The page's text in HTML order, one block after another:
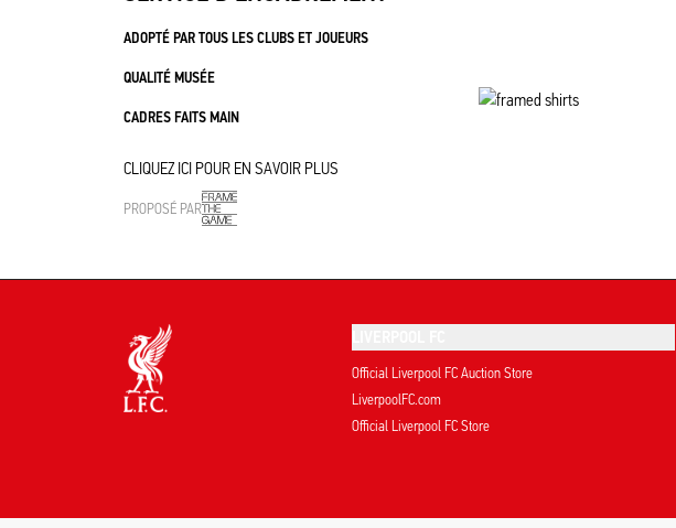
ADOPTÉ PAR TOUS LES CLUBS ET JOUEURS
QUALITÉ MUSÉE
CADRES FAITS MAIN
CLIQUEZ ICI POUR EN SAVOIR PLUS
PROPOSÉ PAR
Official Liverpool FC Auction Store
LiverpoolFC.com
Official Liverpool FC Store